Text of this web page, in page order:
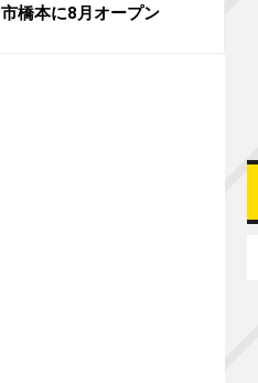
市橋本に8月オープン